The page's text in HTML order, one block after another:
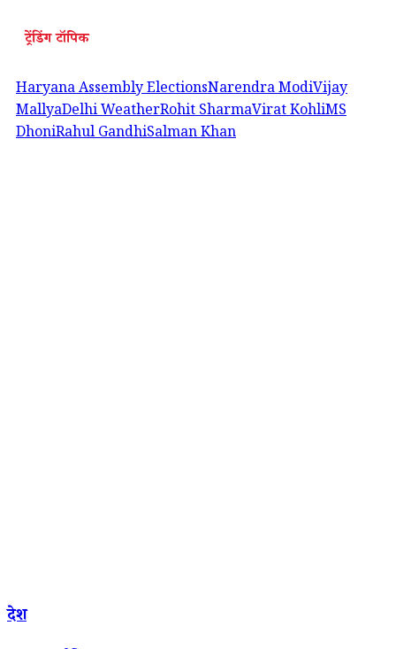
ट्रेंडिंग टॉपिक
Haryana Assembly ElectionsNarendra ModiVijay
MallyaDelhi WeatherRohit SharmaVirat KohliMS
DhoniRahul GandhiSalman Khan
देश